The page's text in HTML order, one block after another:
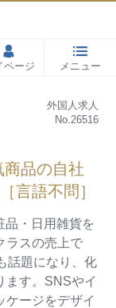
ページ メニュー
外国人求人
No.26516
品の自社
言語不問］
品・日用雑貨を
ラスの売上で
話題になり、化
ます。SNSやイ
ケージをデザイ